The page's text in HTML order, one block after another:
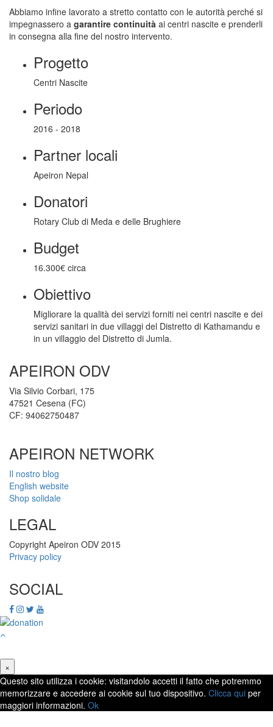
Abbiamo infine lavorato a stretto contatto con le autorità perché si
impegnassero a garantire continuità ai centri nascite e prenderli
in consegna alla fine del nostro intervento.
Progetto
Centri Nascite
Periodo
2016 - 2018
Partner locali
Apeiron Nepal
Donatori
Rotary Club di Meda e delle Brughiere
Budget
16.300€ circa
Obiettivo
Migliorare la qualità dei servizi forniti nei centri nascite e dei
servizi sanitari in due villaggi del Distretto di Kathamandu e
in un villaggio del Distretto di Jumla.
APEIRON ODV
Via Silvio Corbari, 175
47521 Cesena (FC)
CF: 94062750487
APEIRON NETWORK
Il nostro blog
English website
Shop solidale
LEGAL
Copyright Apeiron ODV 2015
Privacy policy
SOCIAL
×
Questo sito utilizza i cookie: visitandolo accetti il fatto che potremmo
memorizzare e accedere ai cookie sul tuo dispositivo. Clicca qui per
maggiori informazioni. Ok